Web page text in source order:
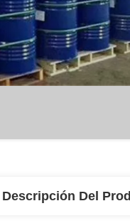
Descripción Del